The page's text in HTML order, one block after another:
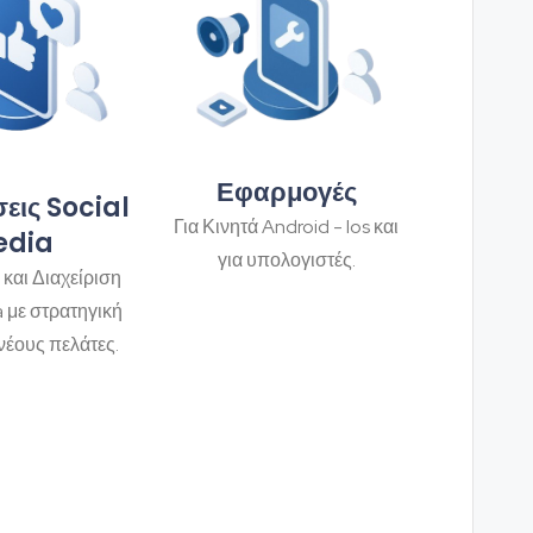
Social
Διαχείριση
στρατηγική
πελάτες.
Εφαρμογές
Για Κινητά Android - Ios και
για υπολογιστές.